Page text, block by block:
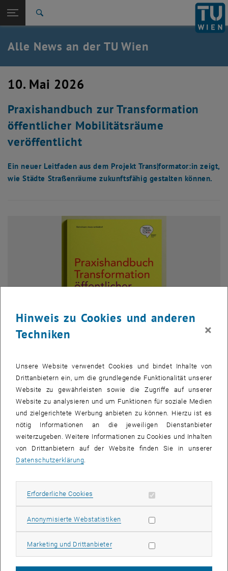
TU Login
Quicklinks
Quicklinks-Menü umschalten
Studium
Karriere
Zurück: Subseiten von TU Wien Startseite auflisten
Zurück zur letzten Ebene:
TU Wien Startseite
Übersicht
Alle News an der TU Wien
10. Mai 2026
Praxishandbuch zur Transformation
öffentlicher Mobilitätsräume
veröffentlicht
Ein neuer Leitfaden aus dem Projekt Trans|formator:in zeigt,
wie Städte Straßenräume zukunftsfähig gestalten können.
Bild
© Trans|formator:in
In unserem Leitprojekt Trans|formator:in haben wir einen großen
Meilenstein erreicht: die Veröffentlichung des Praxishandbuchs zur
Transformation öffentlicher Mobilitätsräume. Das Handbuch ist ab
Open-Access-PDF
Viele Städte stehen heute vor der Herausforderung, ihre
Lebensqualität in Einklang gebracht werden? Das Praxishandbuch
bietet dafür Orientierung und zeigt anhand konkreter Beispiele und
Methoden, wie Transformationsprozesse im öffentlichen Raum
gelingen können.
Das erwartet Leser:innen im Handbuch:
Good-Practice-Beispiele – von Göfis bis Ljubljana und Paris
Praxisnahe Methoden und kompakte Orientierung durch alle
Hinweis zu Cookies und anderen
Techniken
×
Unsere Website verwendet Cookies und bindet Inhalte von
Drittanbietern ein, um die grundlegende Funktionalität unserer
Website zu gewährleisten sowie die Zugriffe auf unserer
Website zu analysieren und um Funktionen für soziale Medien
und zielgerichtete Werbung anbieten zu können. Hierzu ist es
nötig Informationen an die jeweiligen Dienstanbieter
weiterzugeben. Weitere Informationen zu Cookies und Inhalten
von Drittanbietern auf der Website finden Sie in unserer
Datenschutzerklärung
Erforderliche Cookies Erforderliche Cookies zulassen
Anonymisierte WebstatistikenStatistik Cookies zulassen
Marketing und DrittanbieterMarketing Cookies zulassen